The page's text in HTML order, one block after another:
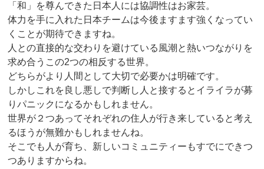
「和」を尊んできた日本人には協調性はお家芸。
体力を手に入れた日本チームは今後ますます強くなってい
くことが期待できますね。
人との直接的な交わりを避けている風潮と熱いつながりを
求め合うこの2つの相反する世界。
どちらがより人間として大切で必要かは明確です。
しかしこれを良し悪しで判断し人と接するとイライラが募
りパニックになるかもしれません。
世界が２つあってそれぞれの住人が行き来していると考え
るほうが無難かもしれませんね。
そこでも人が育ち、新しいコミュニティーもすでにできつ
つありますからね。